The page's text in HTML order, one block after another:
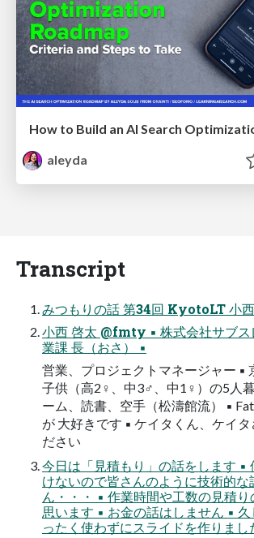
aleyda
Transcript
みつもりの話 第34回 KyotoLT ⼩
⼩⻄ 啓太 @fmty ▪ 株式会社サブス
業課 ⻑（おさ） ▪
営業、プロジェクトマネージャー ▪
⼦供（⾼2♀、中3♂、中1♀）の5⼈
ーム、読書、空⼿（松濤館流） ▪
が ⼤好きです ▪ ケイタくん、ケイタ
ださい
今⽇は「⾒積もり」の話をします ▪
けないので皆さんのように技術的な
ん・・・ ▪ 作業時間や⼯数の⾒積り
思います ▪ お⾦の話はしません ▪
ったく使わずにスライドを作りまし